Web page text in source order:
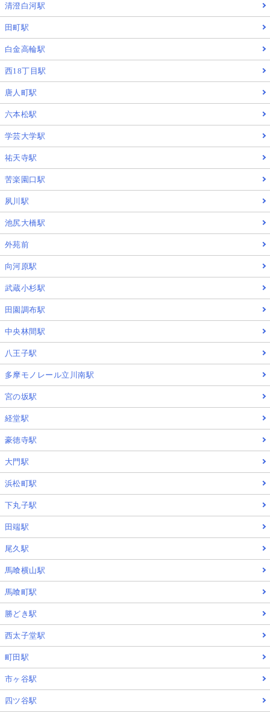
清澄白河駅
田町駅
白金高輪駅
西18丁目駅
唐人町駅
六本松駅
学芸大学駅
祐天寺駅
苦楽園口駅
夙川駅
池尻大橋駅
外苑前
向河原駅
武蔵小杉駅
田園調布駅
中央林間駅
八王子駅
多摩モノレール立川南駅
宮の坂駅
経堂駅
豪徳寺駅
大門駅
浜松町駅
下丸子駅
田端駅
尾久駅
馬喰横山駅
馬喰町駅
勝どき駅
西太子堂駅
町田駅
市ヶ谷駅
四ツ谷駅